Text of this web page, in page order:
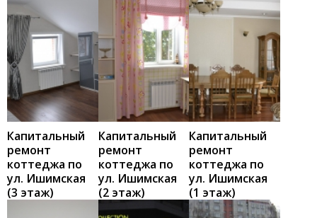
Капитальный
ремонт
коттеджа по
ул. Ишимская
(3 этаж)
Капитальный
ремонт
коттеджа по
ул. Ишимская
(2 этаж)
Капитальный
ремонт
коттеджа по
ул. Ишимская
(1 этаж)